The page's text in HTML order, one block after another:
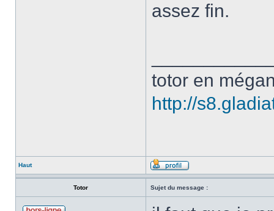
assez fin.
totor en
http://
Haut
Totor Sujet du message :